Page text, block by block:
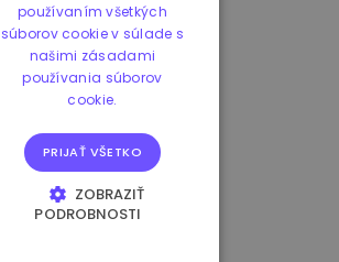
používaním všetkých
súborov cookie v súlade s
našimi zásadami
používania súborov
cookie.
PRIJAŤ VŠETKO
ZOBRAZIŤ
PODROBNOSTI